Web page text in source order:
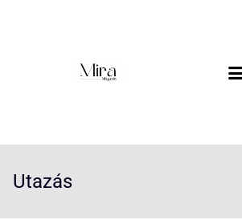
Utazás